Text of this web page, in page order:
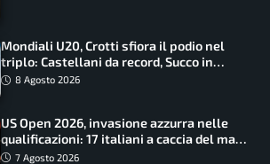
Mondiali U20, Crotti sfiora il podio nel
triplo: Castellani da record, Succo in
finale
8 Agosto 2026
US Open 2026, invasione azzurra nelle
qualificazioni: 17 italiani a caccia del main
draw7 Agosto 2026